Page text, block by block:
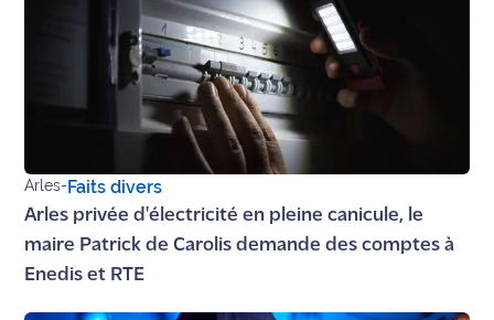
Arles-Faits divers
Arles privée d'électricité en pleine canicule, le
maire Patrick de Carolis demande des comptes à
Enedis et RTE